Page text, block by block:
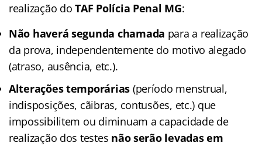
realização doTAF Polícia Penal MG:
Não haverá segunda chamada para a realização
da prova, independentemente do motivo alegado
(atraso, ausência, etc.).
Alterações temporárias (período menstrual,
indisposições, cãibras, contusões, etc.) que
impossibilitem ou diminuam a capacidade de
realização dos testes não serão levadas em